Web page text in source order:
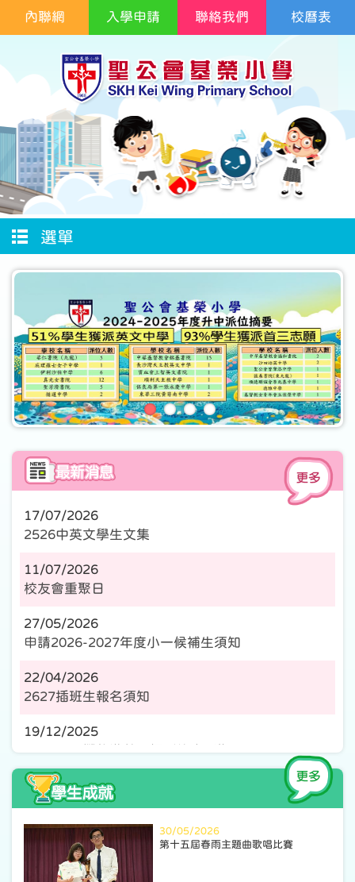
校曆表
內聯網 入學申請 聯絡我們
選單
17/07/2026
2526中英文學生文集
11/07/2026
校友會重聚日
27/05/2026
申請2026-2027年度小一候補生須知
22/04/2026
2627插班生報名須知
19/12/2025
12月19日攤位遊戲及攝影比賽延期
24/11/2025
2026 小一自行分配學位取錄名單
13/09/2025
基榮樂幼遊
30/05/2026
第十五屆春雨主題曲歌唱比賽